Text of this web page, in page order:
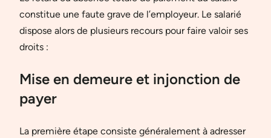
constitue une faute grave de l’employeur. Le salarié
dispose alors de plusieurs recours pour faire valoir ses
droits :
Mise en demeure et injonction de
payer
La première étape consiste généralement à adresser